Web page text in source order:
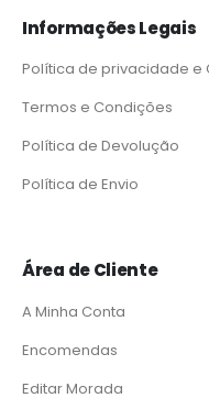
Informações Legais
Política de privacidade e
Termos e Condições
Política de Devolução
Política de Envio
Área de Cliente
A Minha Conta
Encomendas
Editar Morada